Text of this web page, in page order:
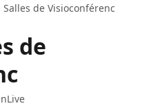
Salles de Visioconférenc
de